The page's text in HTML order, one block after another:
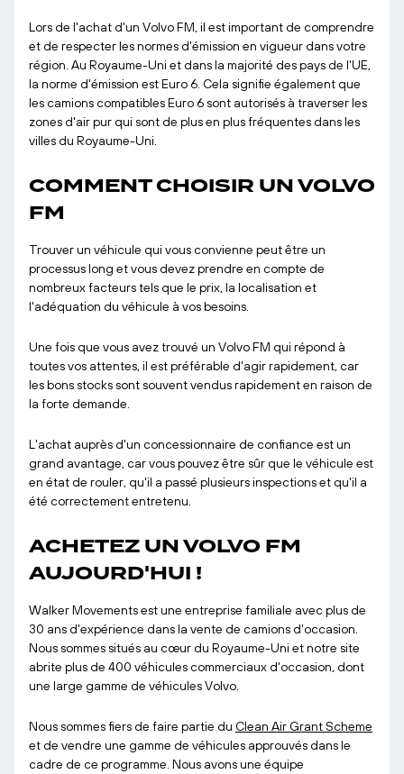
Lors de l'achat d'un Volvo FM, il est important de comprendre
et de respecter les normes d'émission en vigueur dans votre
région. Au Royaume-Uni et dans la majorité des pays de l'UE,
la norme d'émission est Euro 6. Cela signifie également que
les camions compatibles Euro 6 sont autorisés à traverser les
zones d'air pur qui sont de plus en plus fréquentes dans les
villes du Royaume-Uni.
COMMENT CHOISIR UN VOLVO
FM
Trouver un véhicule qui vous convienne peut être un
processus long et vous devez prendre en compte de
nombreux facteurs tels que le prix, la localisation et
l'adéquation du véhicule à vos besoins.
Une fois que vous avez trouvé un Volvo FM qui répond à
toutes vos attentes, il est préférable d'agir rapidement, car
les bons stocks sont souvent vendus rapidement en raison de
la forte demande.
L'achat auprès d'un concessionnaire de confiance est un
grand avantage, car vous pouvez être sûr que le véhicule est
en état de rouler, qu'il a passé plusieurs inspections et qu'il a
été correctement entretenu.
ACHETEZ UN VOLVO FM
AUJOURD'HUI !
Walker Movements est une entreprise familiale avec plus de
30 ans d'expérience dans la vente de camions d'occasion.
Nous sommes situés au cœur du Royaume-Uni et notre site
abrite plus de 400 véhicules commerciaux d'occasion, dont
une large gamme de véhicules Volvo.
Nous sommes fiers de faire partie du Clean Air Grant Scheme
et de vendre une gamme de véhicules approuvés dans le
cadre de ce programme. Nous avons une équipe